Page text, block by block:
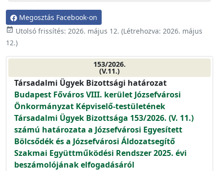
Megosztás Facebook-on
event_available Utolsó frissítés: 2026. május 12. (Létrehozva: 2026. május
12.)
153/2026.
(V.11.)
Társadalmi Ügyek Bizottsági határozat
Budapest Főváros VIII. kerület Józsefvárosi
Önkormányzat Képviselő-testületének
Társadalmi Ügyek Bizottsága 153/2026. (V. 11.)
számú határozata a Józsefvárosi Egyesített
Bölcsődék és a Józsefvárosi Áldozatsegítő
Szakmai Együttműködési Rendszer 2025. évi
beszámolójának elfogadásáról